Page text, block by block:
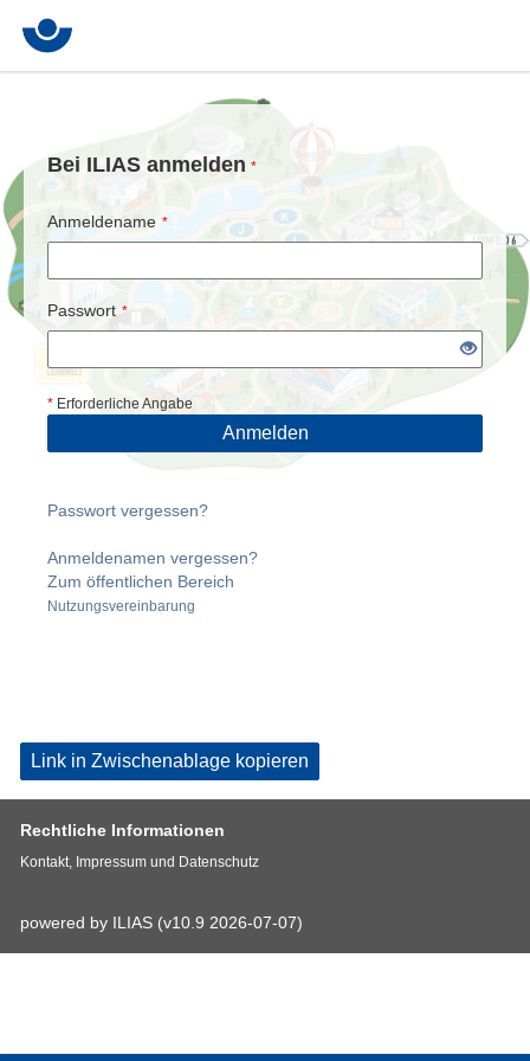
Bei ILIAS anmelden *
Anmeldename *
Passwort *
* Erforderliche Angabe
Anmelden
Passwort vergessen?
Anmeldenamen vergessen?
Zum öffentlichen Bereich
Nutzungsvereinbarung
Link in Zwischenablage kopieren
Rechtliche Informationen
Kontakt, Impressum und Datenschutz
powered by ILIAS (v10.9 2026-07-07)